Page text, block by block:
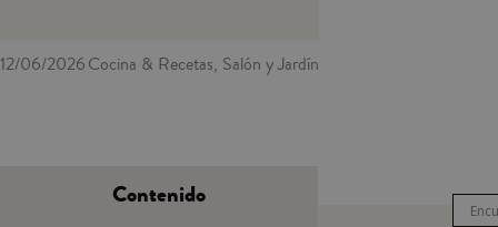
12/06/2026Cocina & Recetas, Salón y Jardín
Contenido